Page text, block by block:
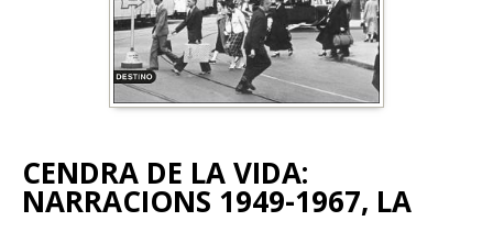
CENDRA DE LA VIDA:
NARRACIONS 1949-1967, LA